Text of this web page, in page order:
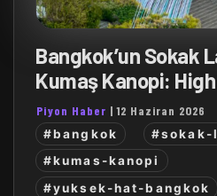
Bangkok’un Sokak
Kumaş Kanopi:
Piyon Haber |12 Haziran 2026
#bangkok
#sokak-
#kumas-kanopi
#yuksek-hat-bangkok